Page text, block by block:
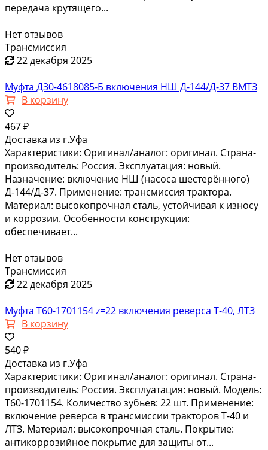
передача крутящего...
Нет отзывов
Трансмиссия
22 декабря 2025
Муфта Д30-4618085-Б включения НШ Д-144/Д-37 ВМТЗ
В корзину
467 ₽
Доставка из г.Уфа
Характеристики: Оригинал/аналог: оригинал. Страна-
производитель: Россия. Эксплуатация: новый.
Назначение: включение НШ (насоса шестерённого)
Д-144/Д-37. Применение: трансмиссия трактора.
Материал: высокопрочная сталь, устойчивая к износу
и коррозии. Особенности конструкции:
обеспечивает...
Нет отзывов
Трансмиссия
22 декабря 2025
Муфта Т60-1701154 z=22 включения реверса Т-40, ЛТЗ
В корзину
540 ₽
Доставка из г.Уфа
Характеристики: Оригинал/аналог: оригинал. Страна-
производитель: Россия. Эксплуатация: новый. Модель:
Т60-1701154. Количество зубьев: 22 шт. Применение:
включение реверса в трансмиссии тракторов Т-40 и
ЛТЗ. Материал: высокопрочная сталь. Покрытие:
антикоррозийное покрытие для защиты от...